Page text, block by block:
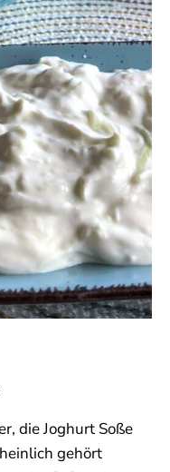
die Joghurt Soße
gehört